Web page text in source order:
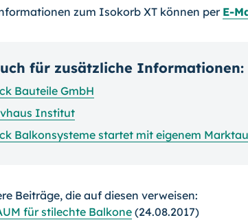
zum Isokorb XT können per E-
für zusätzliche Informationen:
Bauteile GmbH
Institut
Balkonsysteme startet mit eigenem
Beiträge, die auf diesen verweisen:
für stilechte Balkone (24.08.2017)